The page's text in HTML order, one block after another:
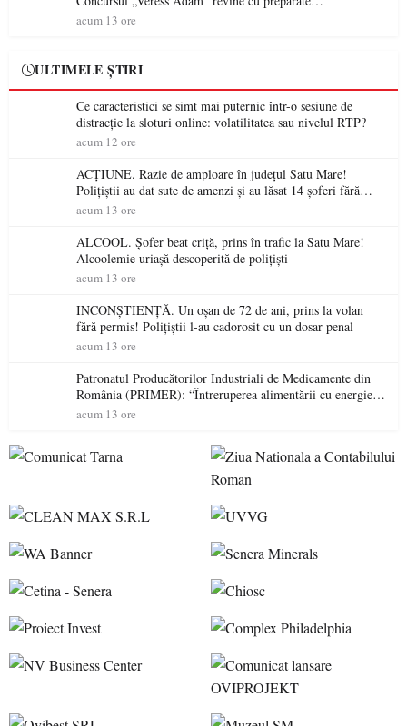
spectaculoase, premii și un jurat de renume
acum 13 ore
ULTIMELE ȘTIRI
Ce caracteristici se simt mai puternic într-o sesiune de
distracție la sloturi online: volatilitatea sau nivelul RTP?
acum 12 ore
ACȚIUNE. Razie de amploare în județul Satu Mare!
Polițiștii au dat sute de amenzi și au lăsat 14 șoferi fără
permis într-o singură zi
acum 13 ore
ALCOOL. Șofer beat criță, prins în trafic la Satu Mare!
Alcoolemie uriașă descoperită de polițiști
acum 13 ore
INCONȘTIENȚĂ. Un oșan de 72 de ani, prins la volan
fără permis! Polițiștii l-au cadorosit cu un dosar penal
acum 13 ore
Patronatul Producătorilor Industriali de Medicamente din
România (PRIMER): “Întreruperea alimentării cu energie
electrică a fabricilor de medicamente va pune în pericol
acum 13 ore